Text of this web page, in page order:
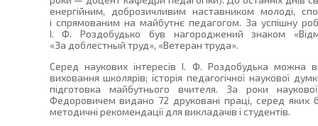
енергійним, доброзичливим наставником молоді,
і спрямованим на майбутнє педагогом. За успішну
І. Ф. Роздобудько був нагороджений знаком
«За доблестный труд», «Ветеран труда».
Серед наукових інтересів І. Ф. Роздобудька можна
виховання школярів; історія педагогічної наукової
підготовка майбутнього вчителя. За роки
Федоровичем видано 72 друковані праці, серед яких
методичні рекомендації для викладачів і студентів.